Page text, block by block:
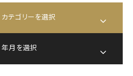
カテゴリーを選択
キャンペーン
年月を選択